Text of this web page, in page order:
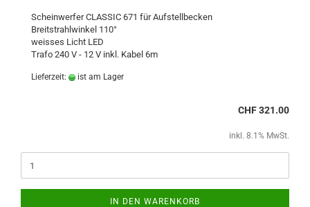
Scheinwerfer CLASSIC 671 für Aufstellbecken
Breitstrahlwinkel 110°
weisses Licht LED
Trafo 240 V - 12 V inkl. Kabel 6m
Lieferzeit: ist am Lager
CHF 321.00
inkl. 8.1% MwSt.
IN DEN WARENKORB